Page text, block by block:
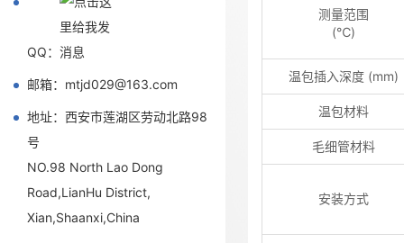
QQ：
邮箱：mtjd029@163.com
地址：西安市莲湖区劳动北路98
号
NO.98 North Lao Dong
Road,LianHu District,
Xian,Shaanxi,China
测量范围
(℃)
温包插入深度 (mm)
温包材料
毛细管材料
安装方式